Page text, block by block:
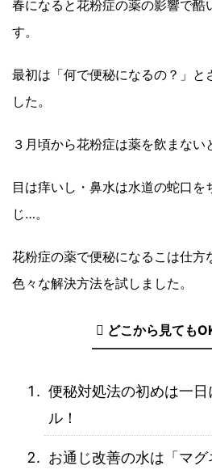
春になると花粉症の薬の影響で酷
す。
最初は「何で便秘になるの？」と
した。
３月頃から花粉症は薬を飲まない
目は痒いし・鼻水は水道の蛇口を
じ…。
花粉症の薬で便秘になるこは仕方
色々な解決方法を試しました。
どこから見ても
便秘対処法の初めは一日
ル！
お通じ改善の水は「マグ